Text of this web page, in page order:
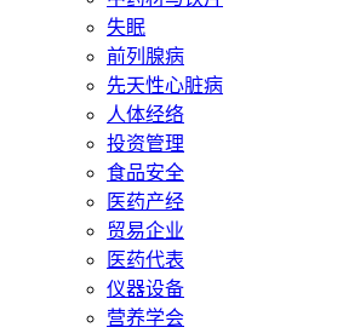
失眠
前列腺病
先天性心脏病
人体经络
投资管理
食品安全
医药产经
贸易企业
医药代表
仪器设备
营养学会